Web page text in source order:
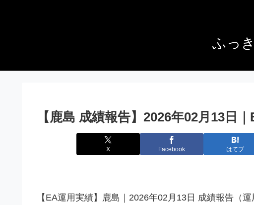
ふっ
【鹿島 成績報告】2026年02月13日
X Facebook はてブ
【EA運用実績】鹿島｜2026年02月13日 成績報告（運